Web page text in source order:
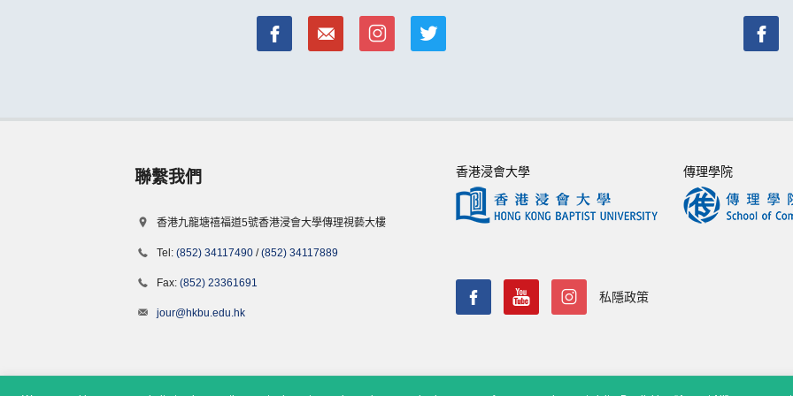
聯繫我們
香港九龍塘禧福道5號香港浸會大學傳理視藝大樓
Tel: (852) 34117490 /(852) 34117889
Fax: (852) 23361691
jour@hkbu.edu.hk
香港浸會大學 傳理學院
私隱政策